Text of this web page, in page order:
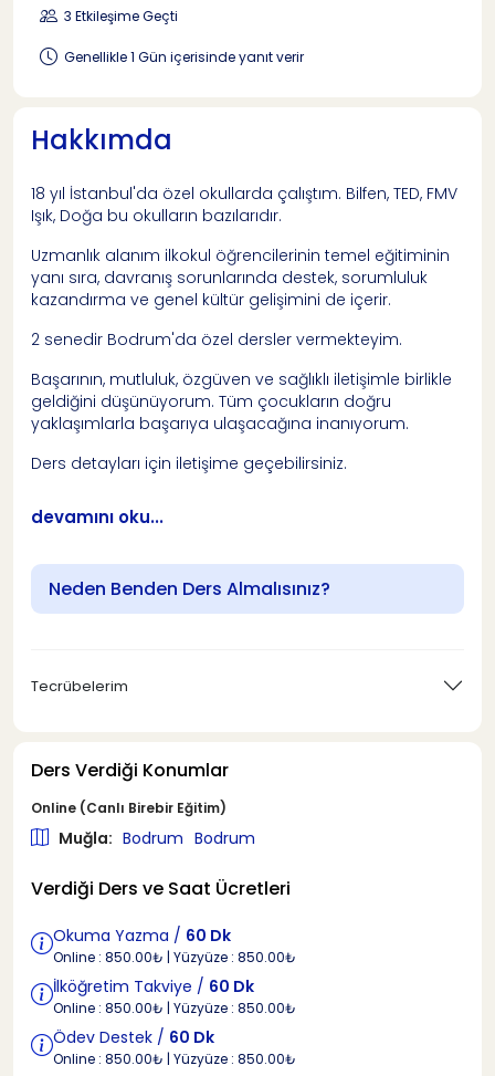
3 Etkileşime Geçti
Genellikle 1 Gün içerisinde yanıt verir
Hakkımda
18 yıl İstanbul'da özel okullarda çalıştım. Bilfen, TED, FMV
Işık, Doğa bu okulların bazılarıdır.
Uzmanlık alanım ilkokul öğrencilerinin temel eğitiminin
yanı sıra, davranış sorunlarında destek, sorumluluk
kazandırma ve genel kültür gelişimini de içerir.
2 senedir Bodrum'da özel dersler vermekteyim.
Başarının, mutluluk, özgüven ve sağlıklı iletişimle birlikle
geldiğini düşünüyorum. Tüm çocukların doğru
yaklaşımlarla başarıya ulaşacağına inanıyorum.
Ders detayları için iletişime geçebilirsiniz.
devamını oku...
Neden Benden Ders Almalısınız?
Tecrübelerim
Ders Verdiği Konumlar
Online (Canlı Birebir Eğitim)
Muğla: Bodrum Bodrum
Verdiği Ders ve Saat Ücretleri
Okuma Yazma / 60 Dk
Online : 850.00₺ | Yüzyüze : 850.00₺
İlköğretim Takviye / 60 Dk
Online : 850.00₺ | Yüzyüze : 850.00₺
Ödev Destek / 60 Dk
Online : 850.00₺ | Yüzyüze : 850.00₺